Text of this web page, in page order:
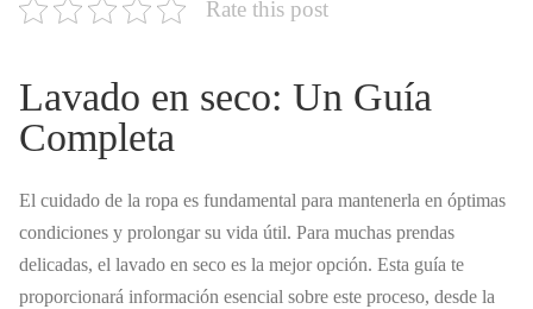
Rate this post
Lavado en seco: Un Guía
Completa
El cuidado de la ropa es fundamental para mantenerla en óptimas
condiciones y prolongar su vida útil. Para muchas prendas
delicadas, el lavado en seco es la mejor opción. Esta guía te
proporcionará información esencial sobre este proceso, desde la